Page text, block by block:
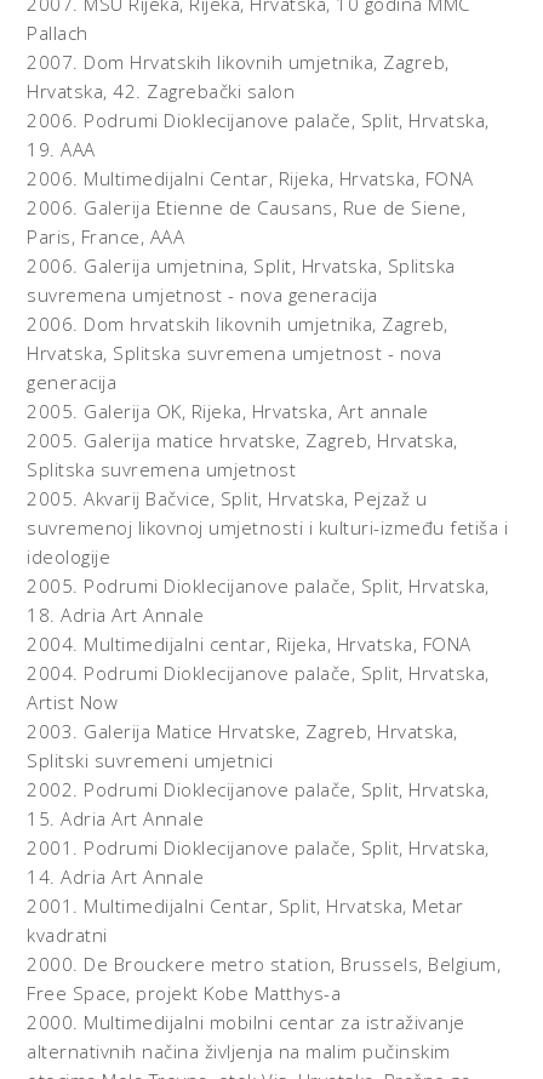
voditelja Art radionice Lazareti, Slavena Tolja. Tolj, naime
stavlja u suodnos izjavu dubrovačkog gradonačelnika
kako vlast u gradu uvijek ima onaj čija je zastava, otkako
je svijeta i vijeka (koja se originalno odnosila na uklanjanje
zastava Društva prijatelja dubrovačke starine sa
dubrovačkih zidina) i fotografiju zastave Razvoj golfa,
investitora u megalomanski projekt golfa na Srđa. U okviru
svog minimalističkog izraza podvlači tužnu dubrovačku
zbilju prodanog Grada i potpunu neosviještenost gradske
vlasti po pitanju održivog razvoja i zaloga koji ostavljamo
budućim generacijama. Motiv zastave koristi u svom radu
i Vanja Pagar, koji kritiku današnjeg društvenog trenutka i
Dubrovnika koji je postao grad jeftinih kineskih suvenira, u
svojoj sažetoj maniri izražava tlocrtom Dubrovnika s
bojama i oznakama kineske zastave. Za razliku od ciljane
jednostavnosti poruke i simbolike zastava koju emaniraju
do sada spomenuti radovi, Božidar Jurjević pod nazivom
„O-kruženje“ izlaže zastavu u koju je inkorporiran leit-
motiv njegovog stvaralaštva, tijekom rata izgorjela
posteljina iz skladišta dubrovačkog hotela „Imperial“
(današnjeg Hiltona kojeg signaliziraju plavo-bijele pruge),
čime zapravo secira današnji dubrovački društveni
moment duboko ispod površine do ratnih katastrofa i
činjenice duboke i posvemašnje izolacije ovog prostora.
Izložena snimka Jurjevićeve probe za performans Requiem
za ružu vjetrova i Orlandove kojune i potpuna
prekrivenost umjetnika pobješnjelim morem iz kojeg
proviruje samo njegova ruka koja se hvata za konopac, u
kontekstu teme izložbe dobija dodatni uznemirujući
predznak.
(Grand turismo i melankolija prostora)
Osvrt na pogubne rezultate dehumaniziranog, masovnog
turizma donosi Igor Knezović sa dva videa koji
dokumentiraju dubrovačku turističku kaotičnu
svakodnevnicu, te Ivan Bura s radom „Grand turismo“ koji
tematizira bijeg kapetana s Coste Concordie i svu
degradaciju pojmova vezanih za brod, plovidbu, te
Pallach
2007. Dom Hrvatskih likovnih umjetnika, Zagreb,
Hrvatska,42. Zagrebački salon
2006. Podrumi Dioklecijanove palače, Split, Hrvatska,
19. AAA
2006. Multimedijalni Centar, Rijeka, Hrvatska, FONA
2006. Galerija Etienne de Causans, Rue de Siene,
Paris, France, AAA
2006. Galerija umjetnina, Split, Hrvatska, Splitska
suvremena umjetnost - nova generacija
2006. Dom hrvatskih likovnih umjetnika, Zagreb,
Hrvatska, Splitska suvremena umjetnost - nova
generacija
2005. Galerija OK, Rijeka, Hrvatska, Art annale
2005. Galerija matice hrvatske, Zagreb, Hrvatska,
Splitska suvremena umjetnost
2005.Akvarij Bačvice, Split, Hrvatska, Pejzaž u
suvremenoj likovnoj umjetnosti i kulturi-između fetiša i
ideologije
2005. Podrumi Dioklecijanove palače, Split, Hrvatska,
18. Adria Art Annale
2004. Multimedijalni centar, Rijeka, Hrvatska, FONA
2004. Podrumi Dioklecijanove palače, Split, Hrvatska,
Artist Now
2003. Galerija Matice Hrvatske, Zagreb, Hrvatska,
Splitski suvremeni umjetnici
2002. Podrumi Dioklecijanove palače, Split, Hrvatska,
15. Adria Art Annale
2001. Podrumi Dioklecijanove palače, Split, Hrvatska,
14. Adria Art Annale
2001. Multimedijalni Centar, Split, Hrvatska, Metar
kvadratni
2000. De Brouckere metro station, Brussels, Belgium,
Free Space, projekt Kobe Matthys-a
2000. Multimedijalni mobilni centar za istraživanje
alternativnih načina življenja na malim pučinskim